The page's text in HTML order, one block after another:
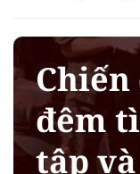
Chiến
đêm
tập